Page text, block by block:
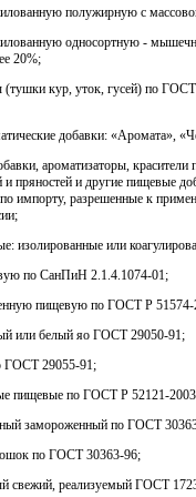
полужирную с
односортную -
20%;
(тушки кур, уток, гусей) по
добавки: «Аромата»,
ароматизаторы, красители
и пряностей и другие пищевые
импорту, разрешенные к
изолированные или
по СанПиН 2.1.4.1074-01;
пищевую по ГОСТ Р
или белый яо ГОСТ 29050-91;
ГОСТ 29055-91;
пищевые по ГОСТ Р 52121-
замороженный по ГОСТ
по ГОСТ 30363-96;
свежий, реализуемый ГОСТ